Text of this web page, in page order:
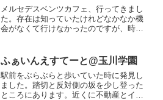
メルセデスベンツカフェ、行ってきまし
た。存在は知っていたけれどなかなか機
会がなくて行けなかったのですが、時間
っていきました。カフェなので回転は早
いと思いますが、展示車付...
ふぁいんえすてーと@玉川学園
駅前をぶらぶらと歩いていた時に発見し
ました。踏切と反対側の坂を少し登った
ところにあります。近くに不動産とイタ